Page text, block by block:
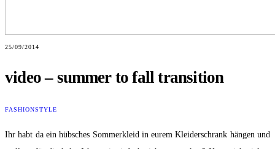
25/09/2014
video – summer to fall transition
FASHIONSTYLE
Ihr habt da ein hübsches Sommerkleid in eurem Kleiderschrank hängen und